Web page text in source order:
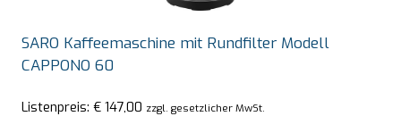
SARO Kaffeemaschine mit Rundfilter Modell
CAPPONO 60
Listenpreis: € 147,00 zzgl. gesetzlicher MwSt.